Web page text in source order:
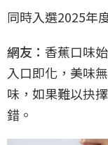
同時入選2025年
網友： 香蕉口味
入口即化，美味
味，如果難以抉
錯。